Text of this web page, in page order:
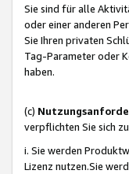
Sie sind für alle
oder einer anderen
Sie Ihren privaten
Tag-Parameter oder
haben.
(c)
verpflichten Sie sich
i. Sie werden
Lizenz nutzen.Sie